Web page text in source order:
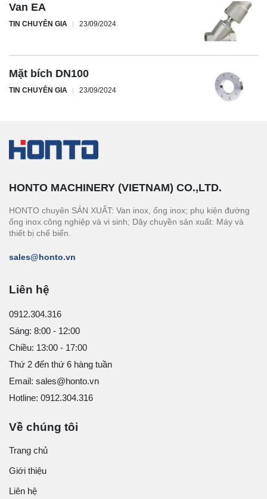
Van EA
TIN CHUYÊN GIA 23/09/2024
Mặt bích DN100
TIN CHUYÊN GIA 23/09/2024
HONTO MACHINERY (VIETNAM) CO.,LTD.
HONTO chuyên SẢN XUẤT: Van inox, ống inox; phụ kiện đường
ống inox công nghiệp và vi sinh; Dây chuyền sản xuất: Máy và
thiết bị chế biến.
sales@honto.vn
Liên hệ
0912.304.316
Sáng: 8:00 - 12:00
Chiều: 13:00 - 17:00
Thứ 2 đến thứ 6 hàng tuần
Email: sales@honto.vn
Hotline: 0912.304.316
Về chúng tôi
Trang chủ
Giới thiệu
Liên hệ